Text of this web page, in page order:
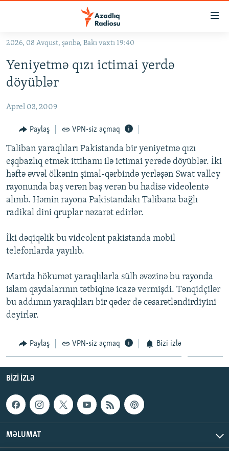
Əsas
qayıt
Əsas
naviqasiyaya
qayıt
#İZAHLA
KORRUPSIOMETR
#ƏSLINDƏ
FƏRQƏ BAX
QANUNI DOĞRU
ARAŞDIRMA
MULTIMEDIA
VIDEO
İNFOQRAFIKA
RADIO ARXIV
AZƏRBAYCAN ƏDƏBIYYATI KITABXANASI
İSLAM VƏ DEMOKRATIYA
İZ - MƏDƏNIYYƏT PROQRAMI
HAQQIMIZDA
MISSIYAMIZ
PEŞƏ ETIKASI VƏ JURNALISTIKA STANDARTLARIMIZ
MATERIALLARIMIZDAN ISTIFADƏ
AZADLIQRADIOSU MOBIL TELEFONUNUZDA
BIZIMLƏ ƏLAQƏ
BIZI IZLƏ
RFE/RL-in bütün saytları
2026, 08 Avqust, şənbə, Bakı vaxtı 19:40
Yeniyetmə qızı ictimai yerdə
döyüblər
Aprel 03, 2009
Paylaş VPN-siz açmaq
Taliban yaraqlıları Pakistanda bir yeniyetmə qızı
eşqbazlıq etmək ittihamı ilə ictimai yerədə döyüblər. İki
həftə əvvəl ölkənin şimal-qərbində yerləşən Swat valley
rayonunda baş verən baş verən bu hadisə videolentə
alınıb. Həmin rayona Pakistandakı Talibana bağlı
radikal dini qruplar nəzarət edirlər.
İki dəqiqəlik bu videolent pakistanda mobil
telefonlarda yayılıb.
Martda hökumət yaraqlılarla sülh əvəzinə bu rayonda
islam qaydalarının tətbiqinə icazə vermişdi. Tənqidçilər
bu addımın yaraqlıları bir qədər də cəsarətləndirdiyini
deyirlər.
Paylaş VPN-siz açmaq Bizi izlə
BIZI IZLƏ
MƏLUMAT